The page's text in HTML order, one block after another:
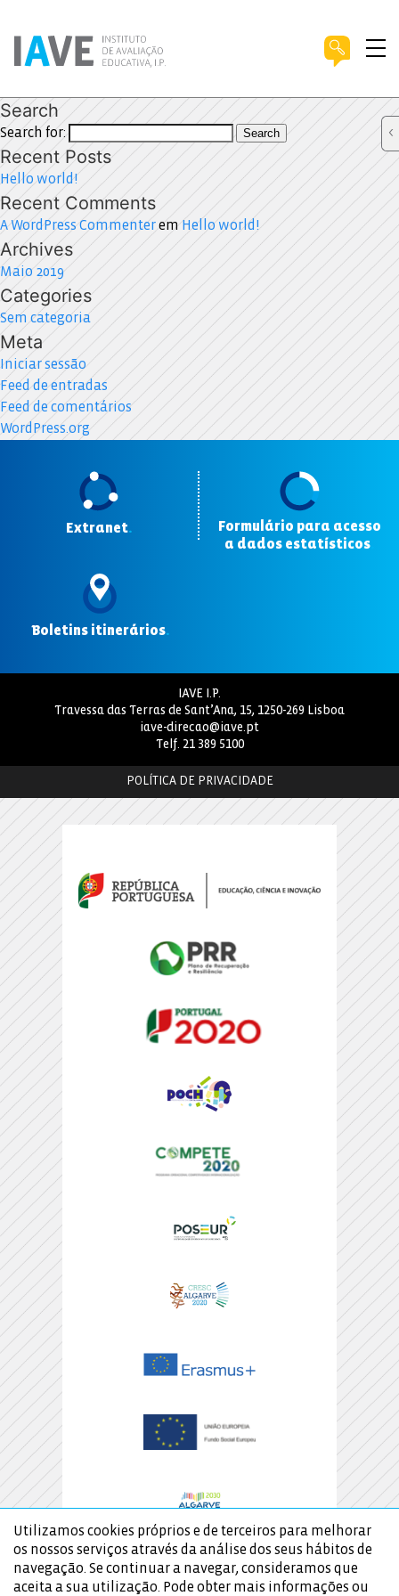
Search
Search for: Search
Recent Posts
Hello world!
Recent Comments
A WordPress Commenterem Hello world!
Archives
Maio 2019
Categories
Sem categoria
Meta
Iniciar sessão
Feed de entradas
Feed de comentários
WordPress.org
Extranet.
Formulário para acesso
a dados estatísticos
Boletins itinerários.
IAVE I.P.
Travessa das Terras de Sant’Ana, 15, 1250-269 Lisboa
iave-direcao@iave.pt
Telf. 21 389 5100
POLÍTICA DE PRIVACIDADE
Utilizamos cookies próprios e de terceiros para melhorar
os nossos serviços através da análise dos seus hábitos de
navegação. Se continuar a navegar, consideramos que
aceita a sua utilização. Pode obter mais informações ou